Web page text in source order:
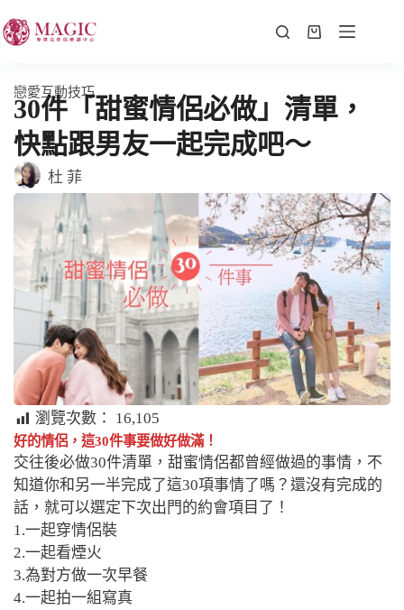
戀愛互動技巧
30件「甜蜜情侶必做」清單，
快點跟男友一起完成吧～
杜 菲
瀏覽次數： 16,105
好的情侶，這30件事要做好做滿！
交往後必做30件清單，甜蜜情侶都曾經做過的事情，不
知道你和另一半完成了這30項事情了嗎？還沒有完成的
話，就可以選定下次出門的約會項目了！
1.一起穿情侶裝
2.一起看煙火
3.為對方做一次早餐
4.一起拍一組寫真